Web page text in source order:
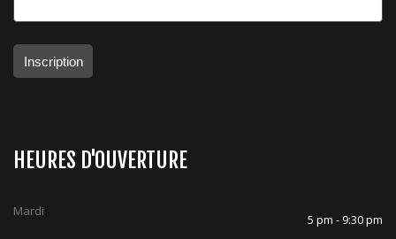
Inscription
HEURES D'OUVERTURE
Mardi
5 pm - 9:30 pm